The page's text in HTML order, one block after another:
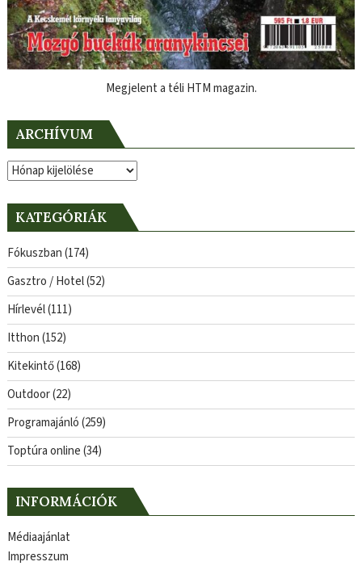
Megjelent a téli HTM magazin.
ARCHÍVUM
Archívum
KATEGÓRIÁK
Fókuszban(174)
Gasztro / Hotel(52)
Hírlevél(111)
Itthon(152)
Kitekintő(168)
Outdoor(22)
Programajánló(259)
Toptúra online(34)
INFORMÁCIÓK
Médiaajánlat
Impresszum